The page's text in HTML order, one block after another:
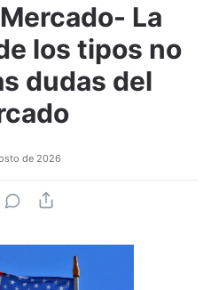
La
los tipos no
dudas del
de 2026